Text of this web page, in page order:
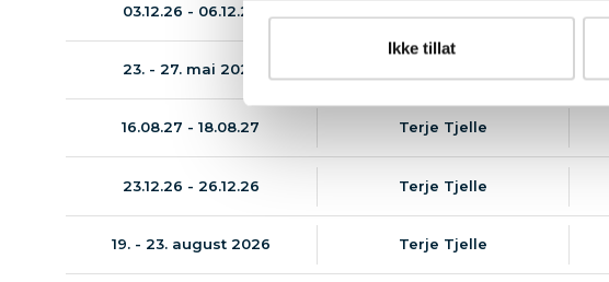
Ikke tillat
03.12.26 - 06.12.26
23. - 27. mai 2027
16.08.27 - 18.08.27 Terje Tjelle
23.12.26 - 26.12.26 Terje Tjelle
19. - 23. august 2026 Terje Tjelle